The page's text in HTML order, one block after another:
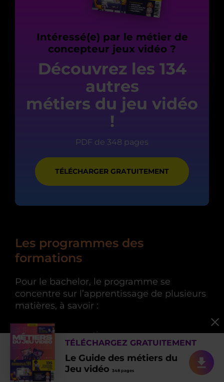
Intéressé(e) par le métier de
concepteur jeux vidéo ?
Découvrez les 134
autres
métiers du jeu vidéo
!
TÉLÉCHARGER GRATUITEMENT
PDF de 348 pages
Les programmes des
formations
Pour le bachelor, le programme se
concentre sur l’apprentissage de plusieurs
matières, à savoir :
La programmation
Le design
Le level design
TÉLÉCHARGEZ GRATUITEMENT
Le Guide des métiers du
Jeu vidéo 348 pages